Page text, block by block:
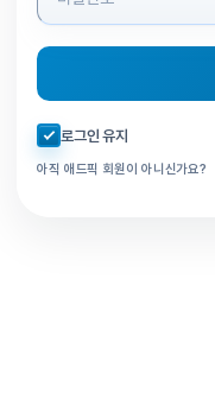
자동로그인 체크
로그인 유지
아직 애드픽 회원이 아니신가요?